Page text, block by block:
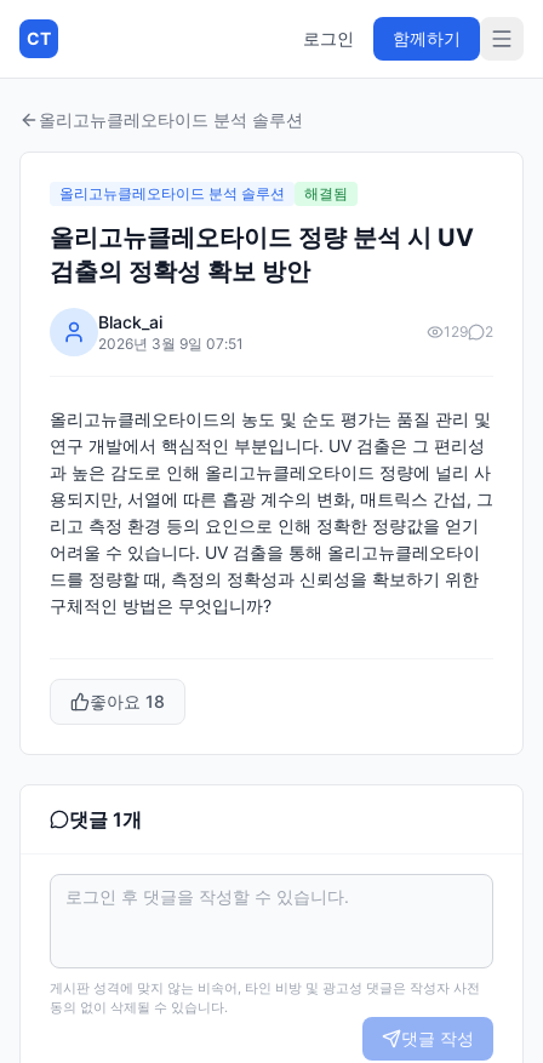
CT 로그인 함께하기
올리고뉴클레오타이드 분석 솔루션
올리고뉴클레오타이드 분석 솔루션 해결됨
올리고뉴클레오타이드 정량 분석 시 UV
검출의 정확성 확보 방안
Black_ai
2026년 3월 9일 07:51
129 2
올리고뉴클레오타이드의 농도 및 순도 평가는 품질 관리 및
연구 개발에서 핵심적인 부분입니다. UV 검출은 그 편리성
과 높은 감도로 인해 올리고뉴클레오타이드 정량에 널리 사
용되지만, 서열에 따른 흡광 계수의 변화, 매트릭스 간섭, 그
리고 측정 환경 등의 요인으로 인해 정확한 정량값을 얻기
어려울 수 있습니다. UV 검출을 통해 올리고뉴클레오타이
드를 정량할 때, 측정의 정확성과 신뢰성을 확보하기 위한
구체적인 방법은 무엇입니까?
좋아요 18
댓글 1개
게시판 성격에 맞지 않는 비속어, 타인 비방 및 광고성 댓글은 작성자 사전
동의 없이 삭제될 수 있습니다.
댓글 작성